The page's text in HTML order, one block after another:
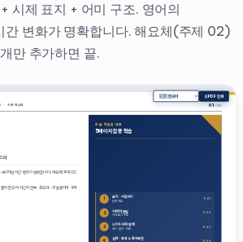
시제 표지 + 어미 구조. 영어의
간 변화가 명확합니다. 해요체(주제 02)
만 추가하면 끝.